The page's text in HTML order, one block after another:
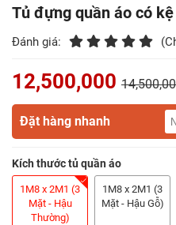
Gỗ
Sofa
Gỗ
Rượu
Tủ đựng quần áo có
Đánh giá:
12,500,000
Đặt hàng nhanh
Kích thước tủ quần áo
1M8 x 2M1 (3
Mặt - Hậu
Thường)
1M8 x 2M1 (3
Mặt - Hậu Gỗ)